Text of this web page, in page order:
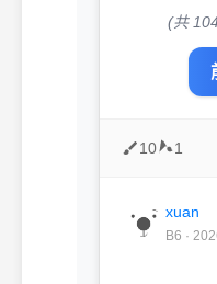
(共
10 1
xuan
B6 ·